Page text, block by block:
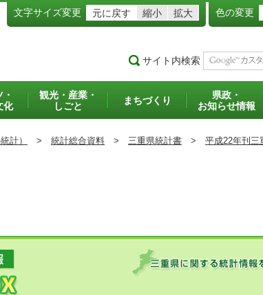
文字サイズ変更 元に戻す 縮小 拡大 色の変更
サイト内検索
化
観光・産業・
しごと
まちづくり
県政・
お知らせ情報
計） > 統計総合資料 > 三重県統計書 > 平成22年刊三